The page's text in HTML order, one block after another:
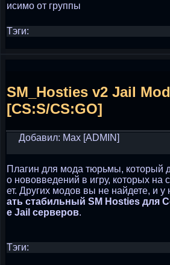
исимо от группы
Тэги:
SM_Hosties v2 Jail Mod
[CS:S/CS:GO]
Добавил: Max [ADMIN]
Плагин для мода тюрьмы, который
о нововведений в игру, которых на
ет. Других модов вы не найдете, и
ать стабильный SM Hosties для
e Jail серверов.
Тэги: